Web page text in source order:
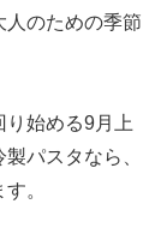
人のための季節
り始める9月上
パスタなら、
。